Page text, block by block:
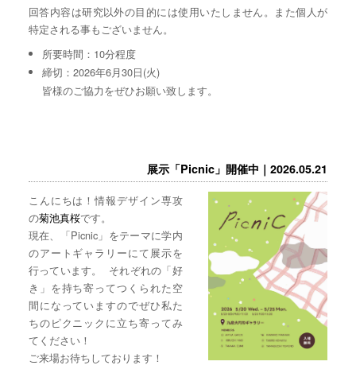
回答内容は研究以外の目的には使用いたしません。また個人が
特定される事もございません。
所要時間：10分程度
締切：2026年6月30日(火)
皆様のご協力をぜひお願い致します。
展示「Picnic」開催中｜2026.05.21
こんにちは！情報デザイン専攻
の菊池真桜です。
現在、「Picnic」をテーマに学内
のアートギャラリーにて展示を
行っています。 それぞれの「好
き」を持ち寄ってつくられた空
間になっていますのでぜひ私た
ちのピクニックに立ち寄ってみ
てください！
ご来場お待ちしております！